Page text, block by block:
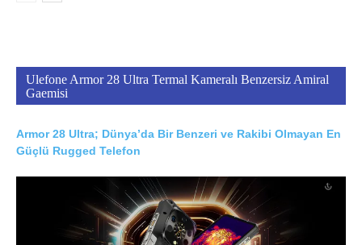
Ulefone Armor 28 Ultra Termal Kameralı Benzersiz Amiral
Gaemisi
Armor 28 Ultra; Dünya’da Bir Benzeri ve Rakibi Olmayan En
Güçlü Rugged Telefon